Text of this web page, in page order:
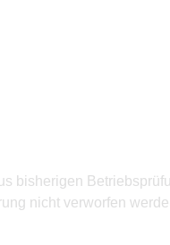
bisherigen
nicht verworfen